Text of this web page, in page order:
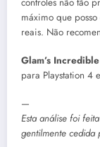
máximo que
reais. Não
Glam’s
para Playstation 4
—
Esta análise foi
gentilmente cedida